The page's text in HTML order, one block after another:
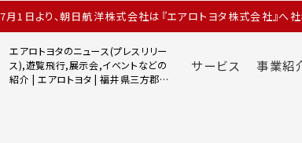
月1日より、朝日航洋株式会社は『エアロトヨタ株式会社』へ社
エアロトヨタのニュース(プレスリリー
ス),遊覧飛行,展示会,イベントなどの
紹介 | エアロトヨタ | 福井県三方郡で
サービス 事業紹